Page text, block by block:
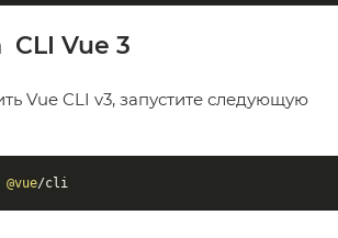
CLI Vue 3
Vue CLI v3, запустите следующую
@vue/cli